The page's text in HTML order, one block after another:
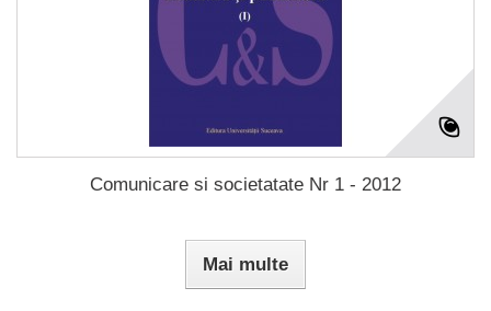
Comunicare si societatate Nr 1 - 2012
Mai multe